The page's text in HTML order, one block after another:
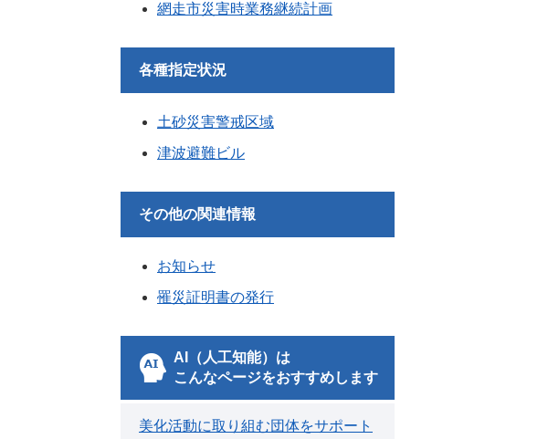
網走市災害時業務継続計画
各種指定状況
土砂災害警戒区域
津波避難ビル
その他の関連情報
お知らせ
罹災証明書の発行
AI（人工知能）は
こんなページをおすすめします
美化活動に取り組む団体をサポート